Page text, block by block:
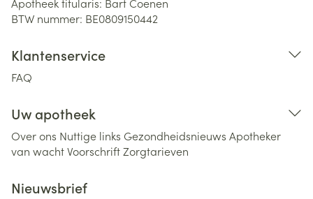
BTW nummer: BE0809150442
Klantenservice
FAQ
Uw apotheek
Over ons Nuttige links Gezondheidsnieuws Apotheker
van wachtVoorschriftZorgtarieven
Nieuwsbrief